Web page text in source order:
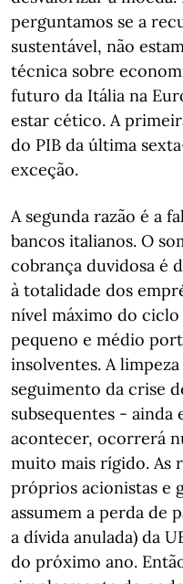
perguntamos se a
sustentável, não
técnica sobre
futuro da Itália na
estar cético. A
do PIB da última
exceção.
A segunda razão é a
bancos italianos. O
cobrança duvidosa é
à totalidade dos
nível máximo do ciclo
pequeno e médio
insolventes. A
seguimento da crise
subsequentes - ainda
acontecer, ocorrerá
muito mais rígido. As
próprios acionistas e
assumem a perda de
a dívida anulada) da
do próximo ano.